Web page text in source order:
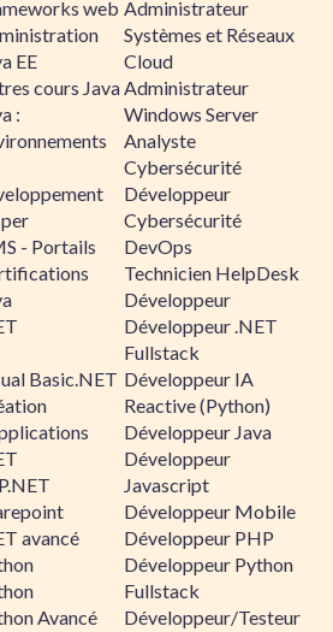
web
EE
cours Java
:
- Portails
Basic.NET
avancé
Avancé
Administrateur
Systèmes et Réseaux
Cloud
Administrateur
Windows Server
Analyste
Cybersécurité
Développeur
Cybersécurité
DevOps
Technicien HelpDesk
Développeur
Développeur .NET
Fullstack
Développeur IA
Reactive (Python)
Développeur Java
Développeur
Javascript
Développeur Mobile
Développeur PHP
Développeur Python
Fullstack
Développeur/Testeur